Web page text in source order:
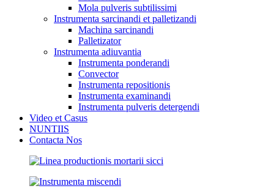
Mola pulveris subtilissimi
Instrumenta sarcinandi et palletizandi
Machina sarcinandi
Palletizator
Instrumenta adiuvantia
Instrumenta ponderandi
Convector
Instrumenta repositionis
Instrumenta examinandi
Instrumenta pulveris detergendi
Video et Casus
NUNTIIS
Contacta Nos